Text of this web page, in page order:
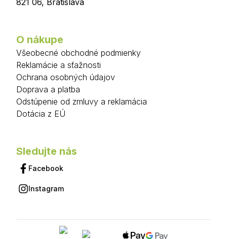
821 06, Bratislava
O nákupe
Všeobecné obchodné podmienky
Reklamácie a sťažnosti
Ochrana osobných údajov
Doprava a platba
Odstúpenie od zmluvy a reklamácia
Dotácia z EÚ
Sledujte nás
Facebook
Instagram